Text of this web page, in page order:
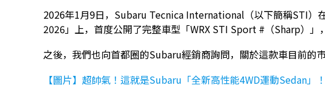
2026年1月9日，Subaru Tecnica International（以下簡稱STI）
2026」上，首度公開了完整車型「WRX STI Sport #（Sharp）」
之後，我們也向首都圈的Subaru經銷商詢問，關於這款車目前的市
【圖片】超帥氣！這就是Subaru「全新高性能4WD運動Sedan」